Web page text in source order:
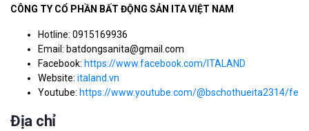
CÔNG TY CỔ PHẦN BẤT ĐỘNG SẢN ITA VIỆT NAM
Hotline: 0915169936
Email: batdongsanita@gmail.com
Facebook: https://www.facebook.com/ITALAND
Website: italand.vn
Youtube: https://www.youtube.com/@bschothueita2314/
Địa chỉ